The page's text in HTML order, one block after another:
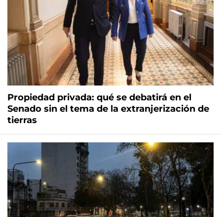
Propiedad privada: qué se debatirá en el
Senado sin el tema de la extranjerización de
tierras